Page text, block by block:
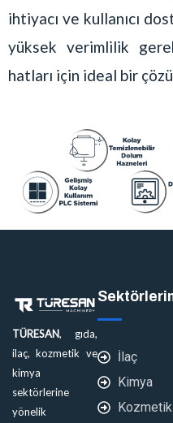
ihtiyacı ve kullanıcı
yüksek verimlilik
hatları için ideal bir
TÜRESAN, gıda,
ilaç, kozmetik ve
kimya
sektörlerine
yönelik
İlaç
Kimya
Kozmetik